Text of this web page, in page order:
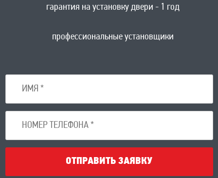
гарантия на установку двери - 1 год
профессиональные установщики
ОТПРАВИТЬ ЗАЯВКУ